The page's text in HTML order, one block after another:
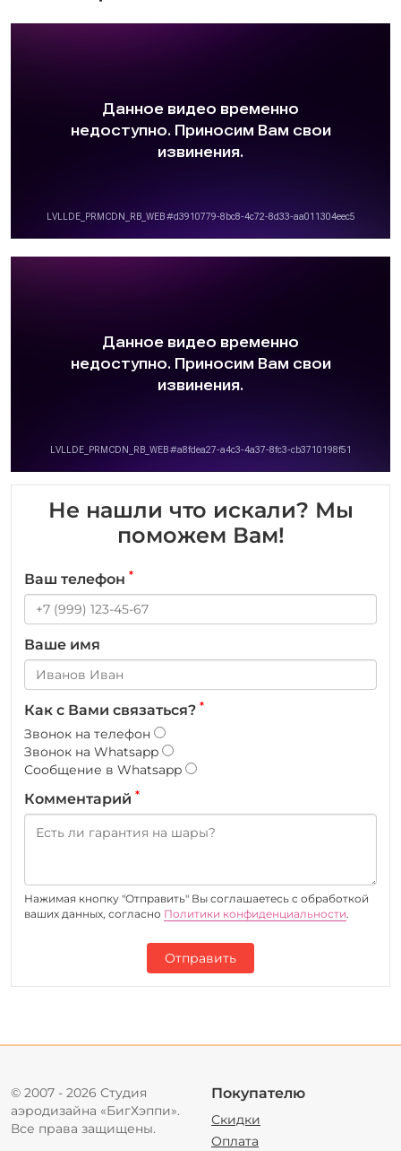
Не нашли что искали? Мы
поможем Вам!
Ваш телефон *
Ваше имя
Как с Вами связаться? *
Звонок на телефон
Звонок на Whatsapp
Сообщение в Whatsapp
Комментарий *
Нажимая кнопку "Отправить" Вы соглашаетесь c обработкой
ваших данных, согласно Политики конфиденциальности.
Отправить
© 2007 - 2026 Студия
аэродизайна «БигХэппи».
Все права защищены.
Покупателю
Скидки
Оплата